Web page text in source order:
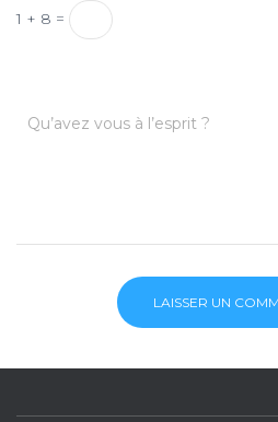
1 + 8 =
Qu’avez vous à l’esprit ?